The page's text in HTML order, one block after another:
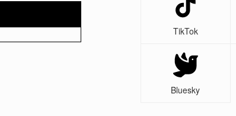
TikTok
Bluesky